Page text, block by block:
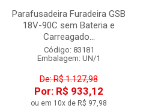
Parafusadeira Furadeira GSB
18V-90C sem Bateria e
Carreagado...
Código: 83181
Embalagem: UN/1
De: R$ 1.127,98
Por: R$ 933,12
ou em 10x de R$ 97,98